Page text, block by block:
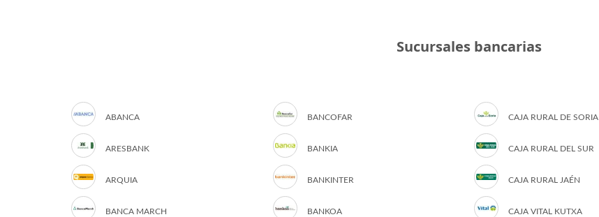
Sucursales bancarias
ABANCA
ARESBANK
ARQUIA
BANCA MARCH
BANCOFAR
BANKIA
BANKINTER
BANKOA
CAJA RURAL DE SORIA
CAJA RURAL DEL SUR
CAJA RURAL JAÉN
CAJA VITAL KUTXA